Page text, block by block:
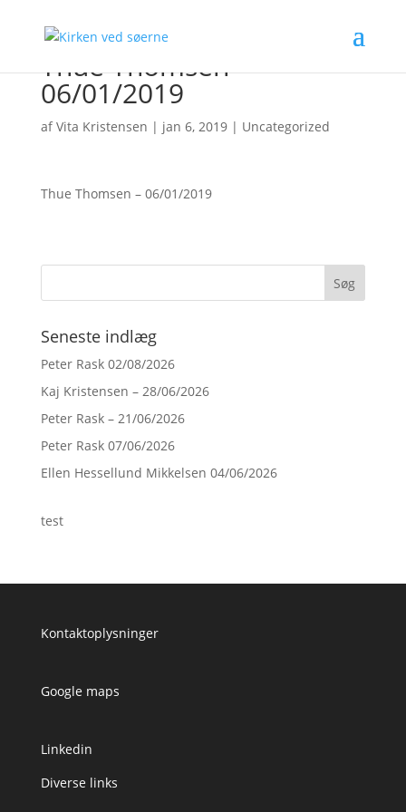
Thue Thomsen –
06/01/2019
afVita Kristensen | jan 6, 2019| Uncategorized
Thue Thomsen – 06/01/2019
Seneste indlæg
Peter Rask 02/08/2026
Kaj Kristensen – 28/06/2026
Peter Rask – 21/06/2026
Peter Rask 07/06/2026
Ellen Hessellund Mikkelsen 04/06/2026
test
Kontaktoplysninger
Google maps
Linkedin
Diverse links